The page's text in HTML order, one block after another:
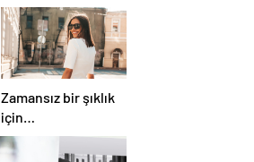
Zamansız bir şıklık
için…